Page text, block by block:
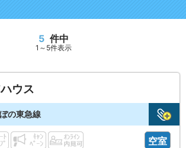
5 件中
1～5件表示
ウス
の東急線
空室